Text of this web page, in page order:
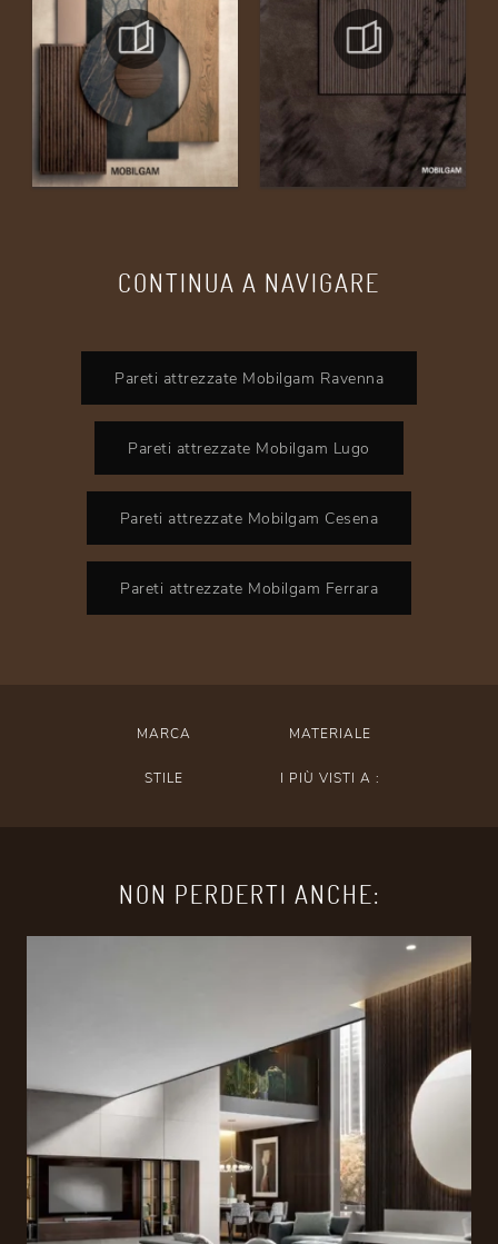
CONTINUA A NAVIGARE
Pareti attrezzate Mobilgam Ravenna
Pareti attrezzate Mobilgam Lugo
Pareti attrezzate Mobilgam Cesena
Pareti attrezzate Mobilgam Ferrara
MARCA MATERIALE
STILE I PIÙ VISTI A :
NON PERDERTI ANCHE: